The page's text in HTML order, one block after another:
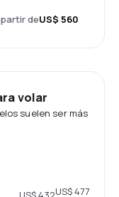
deUS$ 560
volar
suelen ser más
US$ 477